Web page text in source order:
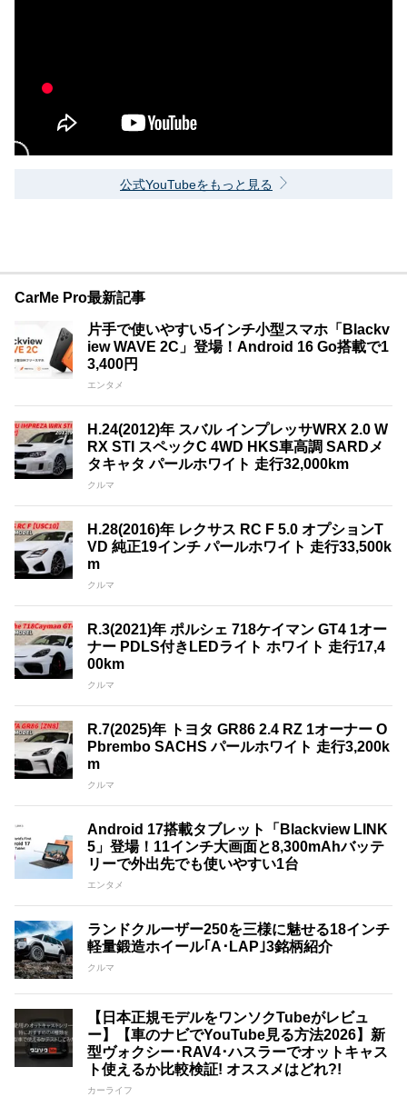
公式YouTubeをもっと見る
CarMe Pro最新記事
片手で使いやすい5インチ小型スマホ「Blackv
iew WAVE 2C」登場！Android 16 Go搭載で1
3,400円
エンタメ
H.24(2012)年 スバル インプレッサWRX 2.0 W
RX STI スペックC 4WD HKS車高調 SARDメ
タキャタ パールホワイト 走行32,000km
クルマ
H.28(2016)年 レクサス RC F 5.0 オプションT
VD 純正19インチ パールホワイト 走行33,500k
m
クルマ
R.3(2021)年 ポルシェ 718ケイマン GT4 1オー
ナー PDLS付きLEDライト ホワイト 走行17,4
00km
クルマ
R.7(2025)年 トヨタ GR86 2.4 RZ 1オーナー O
Pbrembo SACHS パールホワイト 走行3,200k
m
クルマ
Android 17搭載タブレット「Blackview LINK
5」登場！11インチ大画面と8,300mAhバッテ
リーで外出先でも使いやすい1台
エンタメ
ランドクルーザー250を三様に魅せる18インチ
軽量鍛造ホイール｢A･LAP｣3銘柄紹介
クルマ
【日本正規モデルをワンソクTubeがレビュ
ー】【車のナビでYouTube見る方法2026】新
型ヴォクシー･RAV4･ハスラーでオットキャス
ト使えるか比較検証! オススメはどれ?!
カーライフ